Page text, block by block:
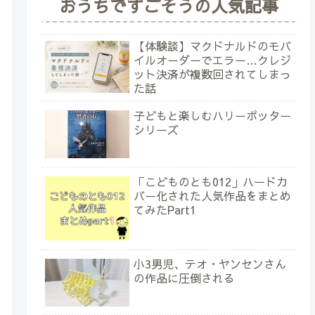
おうちですごそうの人気記事
【体験談】マクドナルドのモバ
イルオーダーでエラー…クレジ
ット決済が複数回されてしまっ
た話
子どもと楽しむハリーポッター
シリーズ
「こどものとも012」ハードカ
バー化された人気作品をまとめ
てみたPart1
小3男児、テオ・ヤンセンさん
の作品に圧倒される